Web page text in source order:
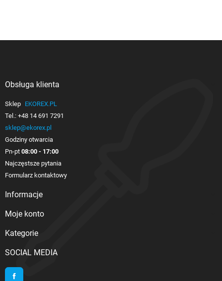
Obsługa klienta
Sklep EKOREX.PL
Tel.: +48 14 691 7291
sklep@ekorex.pl
Godziny otwarcia
Pn-pt 08:00 - 17:00
Najczęstsze pytania
Formularz kontaktowy
Informacje
Moje konto
Kategorie
SOCIAL MEDIA